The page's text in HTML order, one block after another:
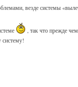
везде системы
, так что прежде
систему!